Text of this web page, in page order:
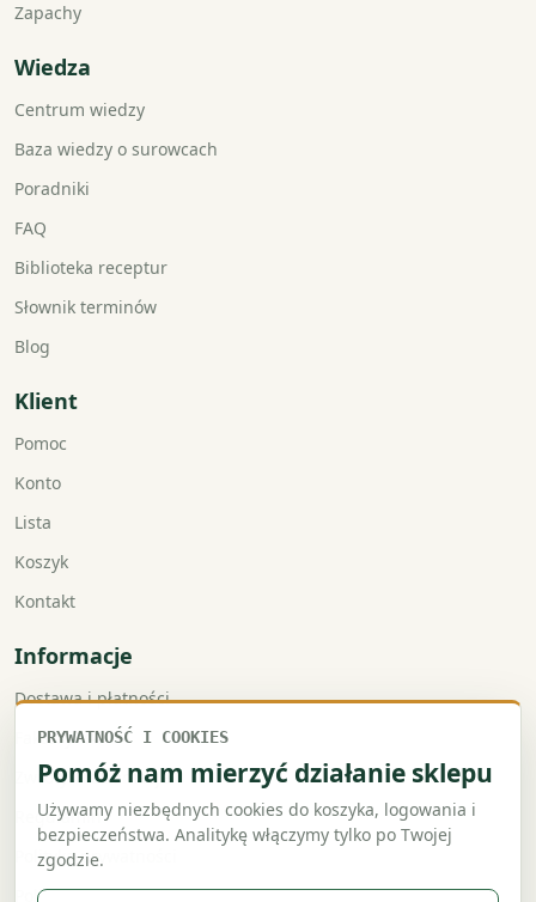
Zapachy
Wiedza
Centrum wiedzy
Baza wiedzy o surowcach
Poradniki
FAQ
Biblioteka receptur
Słownik terminów
Blog
Klient
Pomoc
Konto
Lista
Koszyk
Kontakt
Informacje
Dostawa i płatności
Faktury VAT
Zwroty i reklamacje
Regulamin
Polityka prywatności
Polityka cookies
PRYWATNOŚĆ I COOKIES
Pomóż nam mierzyć działanie sklepu
Używamy niezbędnych cookies do koszyka, logowania i
bezpieczeństwa. Analitykę włączymy tylko po Twojej
zgodzie.